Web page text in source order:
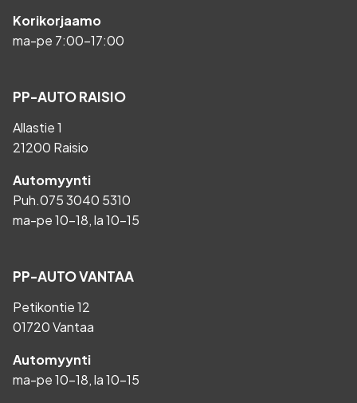
Korikorjaamo
ma-pe 7:00-17:00
PP-AUTO RAISIO
Allastie 1
21200 Raisio
Automyynti
Puh.075 3040 5310
ma-pe 10-18, la 10-15
PP-AUTO VANTAA
Petikontie 12
01720 Vantaa
Automyynti
ma-pe 10-18, la 10-15